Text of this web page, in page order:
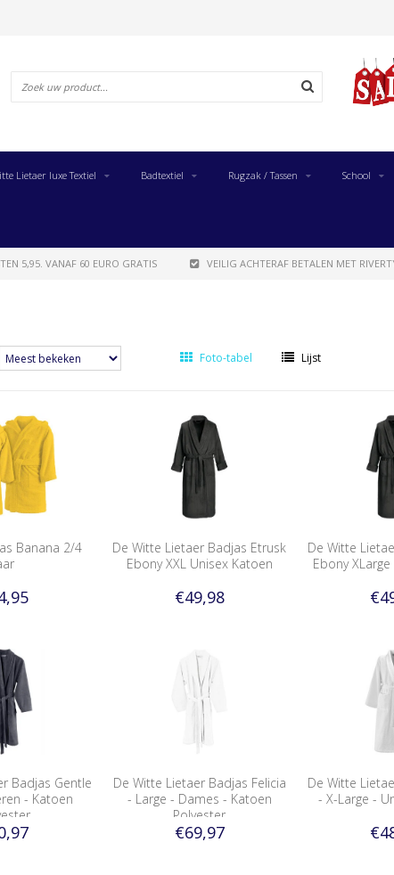
Lietaer luxe Textiel Badtextiel Rugzak / Tassen School
5,95. VANAF 60 EURO GRATIS VEILIG ACHTERAF BETALEN MET
Foto-tabel Lijst
Banana 2/4
De Witte Lietaer Badjas Etrusk
Ebony XXL Unisex Katoen
€49,98
De Witte
Ebony
Badjas Gentle
- Katoen
De Witte Lietaer Badjas Felicia
- Large - Dames - Katoen
Polyester
€69,97
De Witte
- X-Large -